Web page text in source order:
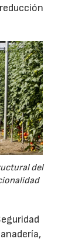
del